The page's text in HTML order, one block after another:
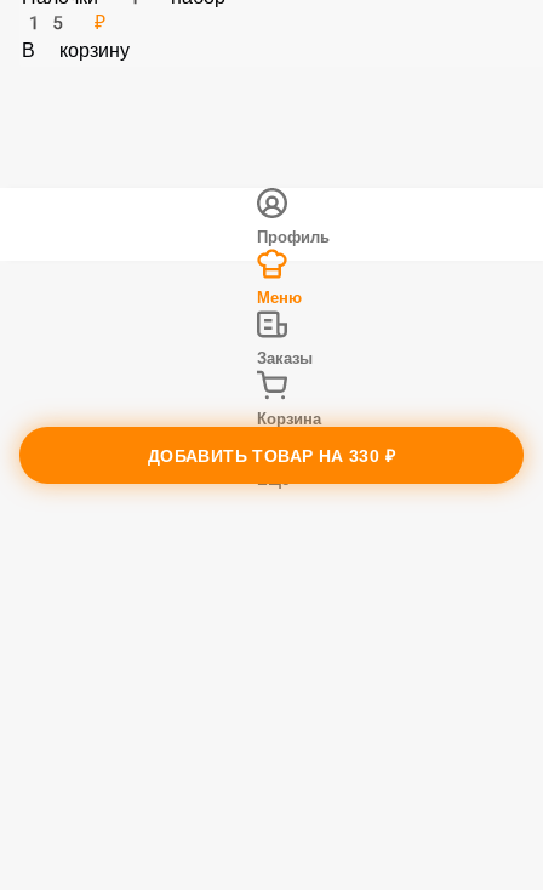
В корзину
ДОБАВИТЬ ТОВАР НА330 ₽
Профиль
Меню
Заказы